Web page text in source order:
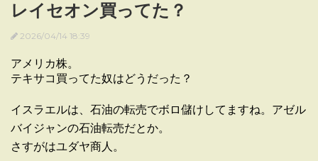
レイセオン買ってた？
2026/04/14 18:39
アメリカ株。
テキサコ買ってた奴はどうだった？
イスラエルは、石油の転売でボロ儲けしてますね。アゼル
バイジャンの石油転売だとか。
さすがはユダヤ商人。